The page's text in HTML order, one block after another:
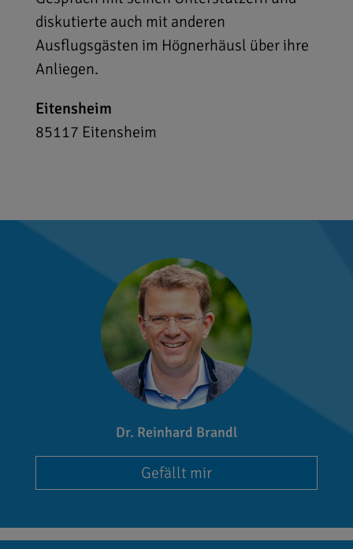
diskutierte auch mit anderen
Ausflugsgästen im Högnerhäusl über ihre
Anliegen.
Eitensheim
85117 Eitensheim
Dr. Reinhard Brandl
Gefällt mir